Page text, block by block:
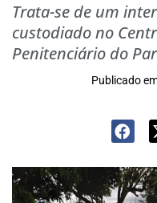
Trata-se de um
custodiado no
Penitenciário do
Publicado